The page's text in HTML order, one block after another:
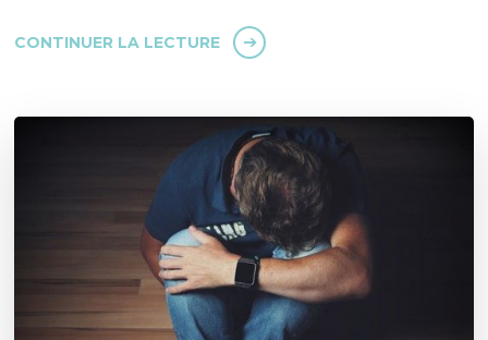
CONTINUER LA LECTURE